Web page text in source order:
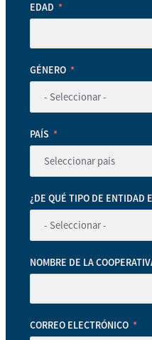
EDAD
GÉNERO
PAÍS
¿DE QUÉ TIPO DE ENTIDAD
NOMBRE DE LA
CORREO ELECTRÓNICO